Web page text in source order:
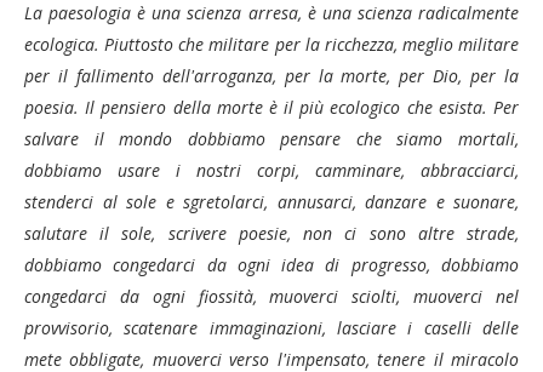
La paesologia è una scienza arresa, è una scienza radicalmente
ecologica. Piuttosto che militare per la ricchezza, meglio militare
per il fallimento dell'arroganza, per la morte, per Dio, per la
poesia. Il pensiero della morte è il più ecologico che esista. Per
salvare il mondo dobbiamo pensare che siamo mortali,
dobbiamo usare i nostri corpi, camminare, abbracciarci,
stenderci al sole e sgretolarci, annusarci, danzare e suonare,
salutare il sole, scrivere poesie, non ci sono altre strade,
dobbiamo congedarci da ogni idea di progresso, dobbiamo
congedarci da ogni fiossità, muoverci sciolti, muoverci nel
provvisorio, scatenare immaginazioni, lasciare i caselli delle
mete obbligate, muoverci verso l'impensato, tenere il miracolo